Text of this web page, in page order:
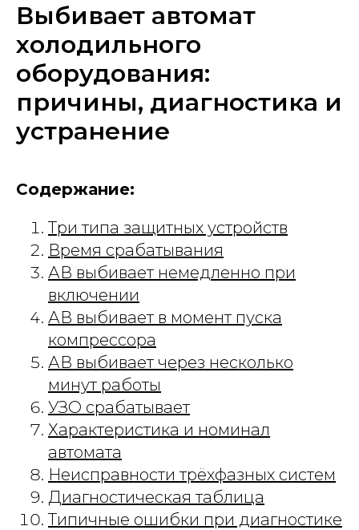
Выбивает автомат
холодильного
оборудования:
причины, диагностика и
устранение
Содержание:
Три типа защитных устройств
Время срабатывания
АВ выбивает немедленно при
включении
АВ выбивает в момент пуска
компрессора
АВ выбивает через несколько
минут работы
УЗО срабатывает
Характеристика и номинал
автомата
Неисправности трёхфазных систем
Диагностическая таблица
Типичные ошибки при диагностике